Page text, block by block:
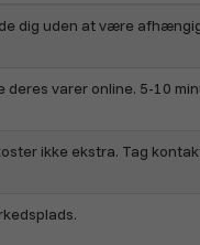
dig uden at være
varer online. 5-10
ikke ekstra. Tag